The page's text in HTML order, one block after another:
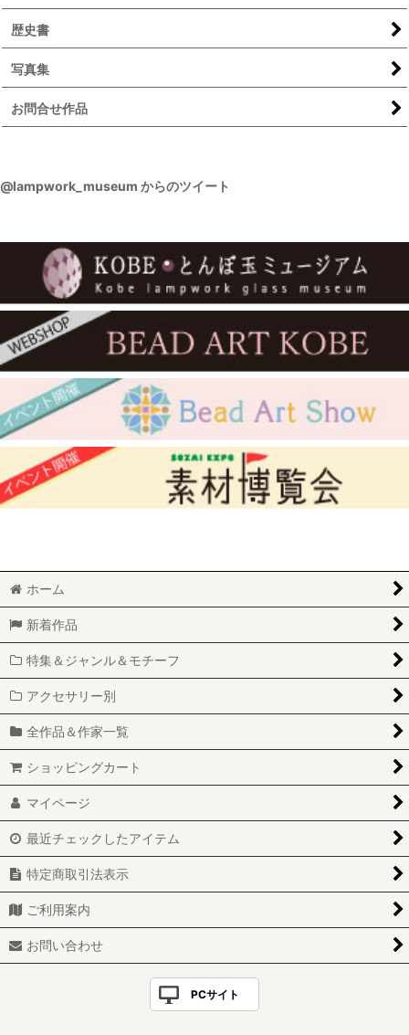
歴史書
写真集
お問合せ作品
@lampwork_museum からのツイート
ホーム
新着作品
特集＆ジャンル＆モチーフ
アクセサリー別
全作品＆作家一覧
ショッピングカート
マイページ
最近チェックしたアイテム
特定商取引法表示
ご利用案内
お問い合わせ
PCサイト